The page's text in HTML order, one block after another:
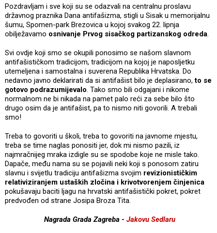
Pozdravljam i sve koji su se odazvali na centralnu proslavu
državnog praznika Dana antifašizma, stigli u Sisak u memorijalnu
šumu, Spomen-park Brezovica u kojoj svakog 22. lipnja
obilježavamo osnivanje Prvog sisačkog partizanskog odreda.
Svi ovdje koji smo se okupili ponosimo se našom slavnom
antifašističkom tradicijom, tradicijom na kojoj je naposljetku
utemeljena i samostalna i suverena Republika Hrvatska. Do
nedavno javno deklarirati da si antifašist bilo je deplasirano,to se
gotovo podrazumijevalo. Tako smo bili odgajani i nikome
normalnom ne bi nikada na pamet palo reći za sebe bilo što
drugo osim da je antifašist, pa to nismo niti govorili. A trebali
smo!
Treba to govoriti u školi, treba to govoriti na javnome mjestu,
treba se time naglas ponositi jer, dok mi nismo pazili, iz
najmračnijeg mraka izdigle su se spodobe koje ne misle tako.
Dapače, među nama su se pojavili neki koji s ponosom zatiru
slavnu i svijetlu tradiciju antifašizma svojim revizionističkim
relativiziranjem ustaških zločina i krivotvorenjem činjenica
pokušavaju baciti ljagu na hrvatski antifašistički pokret, pokret
predvođen od strane Josipa Broza Tita.
Nagrada Grada Zagreba - Jakovu Sedlaru